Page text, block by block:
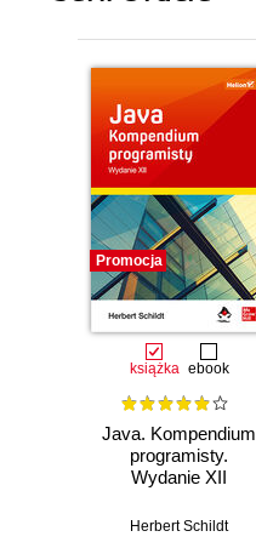
Promocja
książka ebook
Java. Kompendium
programisty.
Wydanie XII
Herbert Schildt